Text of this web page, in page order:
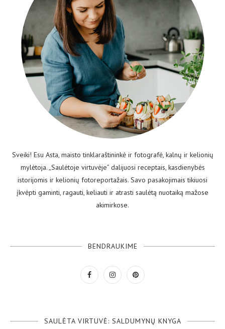
Sveiki! Esu Asta, maisto tinklaraštininkė ir fotografė, kalnų ir kelionių
mylėtoja. „Saulėtoje virtuvėje” dalijuosi receptais, kasdienybės
istorijomis ir kelionių fotoreportažais. Savo pasakojimais tikiuosi
įkvėpti gaminti, ragauti, keliauti ir atrasti saulėtą nuotaiką mažose
akimirkose.
BENDRAUKIME
SAULĖTA VIRTUVĖ: SALDUMYNŲ KNYGA